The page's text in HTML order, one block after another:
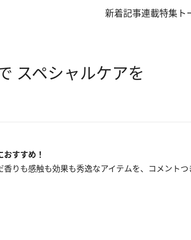
新着記事連載特集
スペシャルケアを
すすめ！
りも感触も効果も秀逸なアイテムを、コメント